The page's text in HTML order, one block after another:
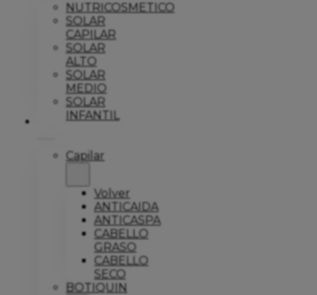
NUTRICOSMETICO
SOLAR
CAPILAR
SOLAR
ALTO
SOLAR
MEDIO
SOLAR
INFANTIL
Explorar
Capilar
Volver
ANTICAIDA
ANTICASPA
CABELLO
GRASO
CABELLO
SECO
BOTIQUIN